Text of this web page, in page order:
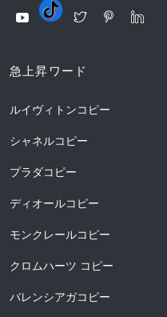
急上昇ワード
ルイヴィトンコピー
シャネルコピー
プラダコピー
ディオールコピー
モンクレールコピー
クロムハーツ コピー
バレンシアガコピー